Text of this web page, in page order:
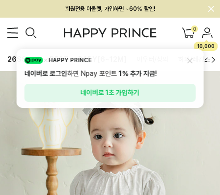
회원전용 아울렛, 가입하면 ~60% 할인!
멤버십 최대 28,000원 혜택 0
10,000
26SS 신상 BEST BABY[6~12M] 하의/레깅스
HAPPY PRINCE
네이버로 로그인하면 Npay 포인트1%추가 지급!
네이버로 1초 가입하기